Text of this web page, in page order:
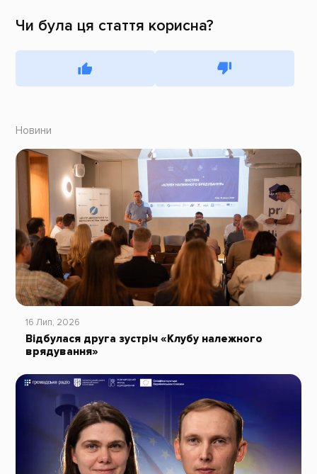
Чи була ця стаття корисна?
Новини
16 Лип, 2026
Відбулася друга зустріч «Клубу належного
врядування»